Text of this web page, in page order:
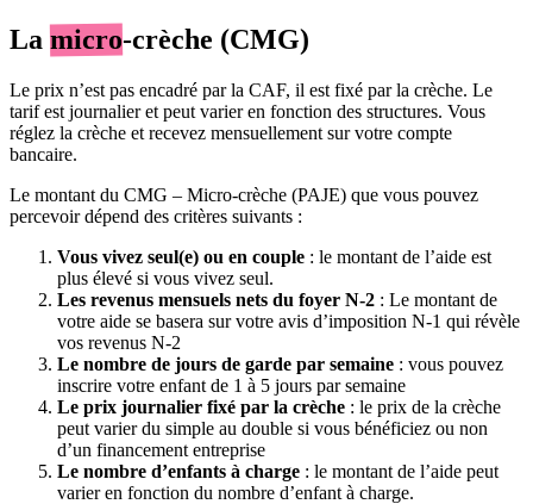
Lamicro-crèche (CMG)
Le prix n’est pas encadré par la CAF, il est fixé par la crèche. Le
tarif est journalier et peut varier en fonction des structures. Vous
réglez la crèche et recevez mensuellement sur votre compte
bancaire.
Le montant du CMG – Micro-crèche (PAJE) que vous pouvez
percevoir dépend des critères suivants :
Vous vivez seul(e) ou en couple : le montant de l’aide est
plus élevé si vous vivez seul.
Les revenus mensuels nets du foyer N-2 : Le montant de
votre aide se basera sur votre avis d’imposition N-1 qui révèle
vos revenus N-2
Le nombre de jours de garde par semaine : vous pouvez
inscrire votre enfant de 1 à 5 jours par semaine
Le prix journalier fixé par la crèche : le prix de la crèche
peut varier du simple au double si vous bénéficiez ou non
d’un financement entreprise
Le nombre d’enfants à charge : le montant de l’aide peut
varier en fonction du nombre d’enfant à charge.